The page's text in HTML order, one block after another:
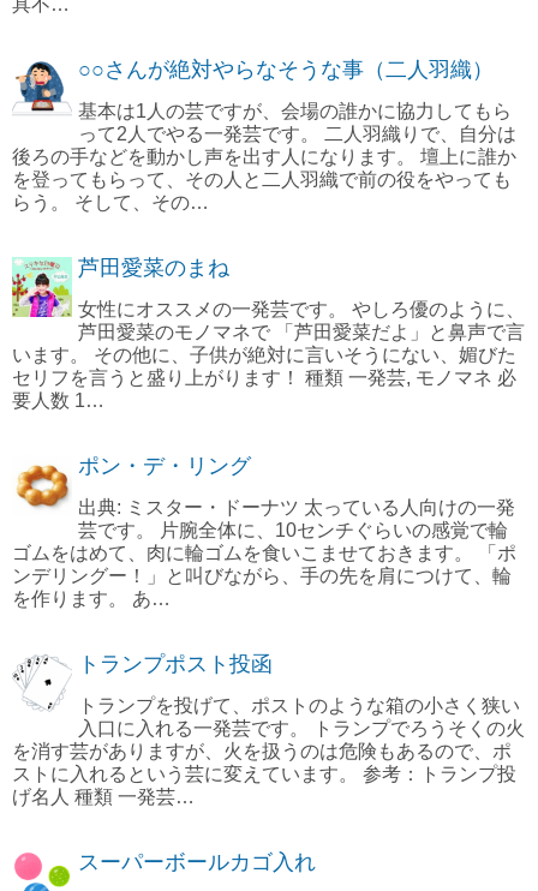
○○さんが絶対やらなそうな事（二人羽織）
基本は1人の芸ですが、会場の誰かに協力してもら
って2人でやる一発芸です。 二人羽織りで、自分は
後ろの手などを動かし声を出す人になります。 壇上に誰か
を登ってもらって、その人と二人羽織で前の役をやっても
らう。 そして、その…
芦田愛菜のまね
女性にオススメの一発芸です。 やしろ優のように、
芦田愛菜のモノマネで 「芦田愛菜だよ」と鼻声で言
います。 その他に、子供が絶対に言いそうにない、媚びた
セリフを言うと盛り上がります！ 種類 一発芸, モノマネ 必
要人数 1…
ポン・デ・リング
出典: ミスター・ドーナツ 太っている人向けの一発
芸です。 片腕全体に、10センチぐらいの感覚で輪
ゴムをはめて、肉に輪ゴムを食いこませておきます。 「ポ
ンデリングー！」と叫びながら、手の先を肩につけて、輪
を作ります。 あ…
トランプポスト投函
トランプを投げて、ポストのような箱の小さく狭い
入口に入れる一発芸です。 トランプでろうそくの火
を消す芸がありますが、火を扱うのは危険もあるので、ポ
ストに入れるという芸に変えています。 参考：トランプ投
げ名人 種類 一発芸…
スーパーボールカゴ入れ